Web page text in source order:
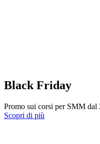
Black Friday
Promo sui corsi per SMM dal
Scopri di più